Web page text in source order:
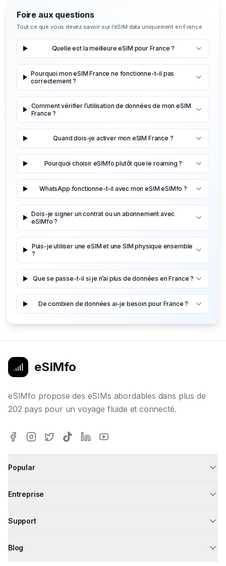
Foire aux questions
Tout ce que vous devez savoir sur l’eSIM data uniquement en France
Quelle est la meilleure eSIM pour France ?
Pourquoi mon eSIM France ne fonctionne-t-il pas
correctement ?
Comment vérifier l’utilisation de données de mon eSIM
France ?
Quand dois-je activer mon eSIM France ?
Pourquoi choisir eSIMfo plutôt que le roaming ?
WhatsApp fonctionne-t-il avec mon eSIM eSIMfo ?
Dois-je signer un contrat ou un abonnement avec
eSIMfo ?
Puis-je utiliser une eSIM et une SIM physique ensemble
?
Que se passe-t-il si je n’ai plus de données en France ?
De combien de données ai-je besoin pour France ?
eSIMfo
eSIMfo propose des eSIMs abordables dans plus de
202 pays pour un voyage fluide et connecté.
Popular
Entreprise
Support
Blog